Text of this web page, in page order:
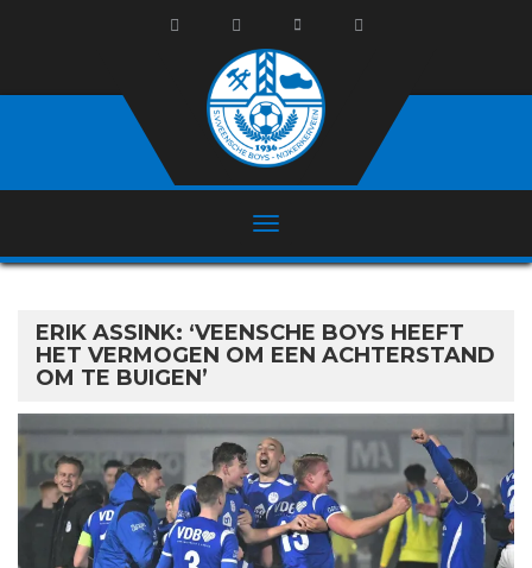
ERIK ASSINK: ‘VEENSCHE BOYS HEEFT
HET VERMOGEN OM EEN ACHTERSTAND
OM TE BUIGEN’